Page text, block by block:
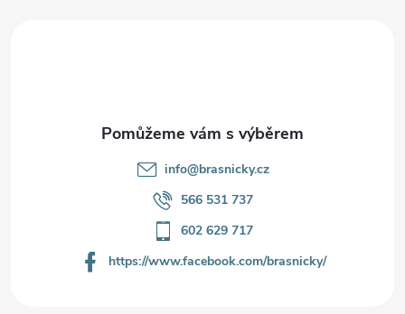
info@brasnicky.cz
566 531 737
602 629 717
https://www.facebook.com/brasnicky/